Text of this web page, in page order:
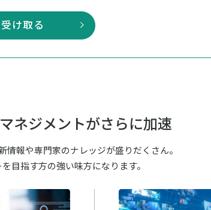
け取る
ネジメントがさらに加速
報や専門家のナレッジが盛りだくさん。
目指す方の強い味方になります。